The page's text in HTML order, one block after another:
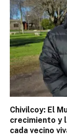
Chivilcoy: El
crecimiento y
cada vecino